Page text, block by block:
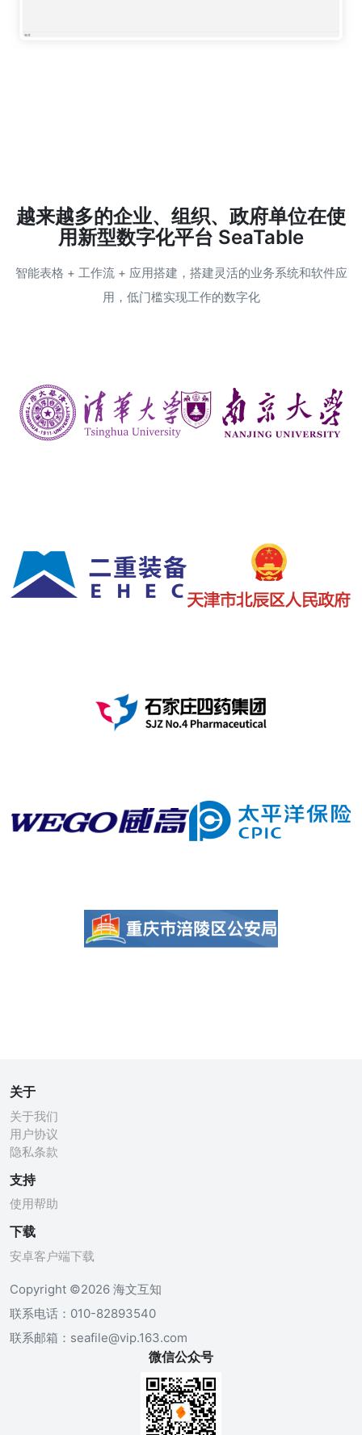
越来越多的企业、组织、政府单位在使
用新型数字化平台 SeaTable
智能表格 + 工作流 + 应用搭建，搭建灵活的业务系统和软件应
用，低门槛实现工作的数字化
关于
关于我们
用户协议
隐私条款
支持
使用帮助
下载
安卓客户端下载
Copyright ©2026 海文互知
联系电话：010-82893540
联系邮箱：seafile@vip.163.com
微信公众号